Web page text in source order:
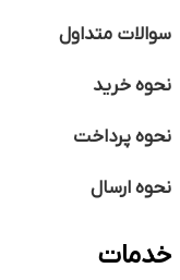
سوالات متداول
نحوه خرید
نحوه پرداخت
نحوه ارسال
خدمات